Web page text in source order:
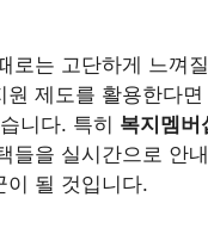
로는 고단하게 느껴
원 제도를 활용한다
니다. 특히 복지멤버
들을 실시간으로 안
이 될 것입니다.